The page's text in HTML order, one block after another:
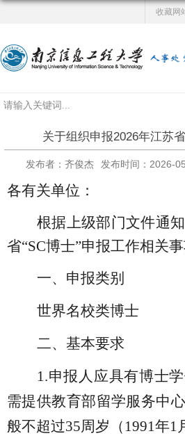
收藏网
关于组织申报2026年江苏
发布者：齐俊杰 发布时间：2026-
各有关单位：
根据上级部门文件通知
省“SC博士”申报工作相关
一、申报类别
世界名校类博士
二、 基本要求
1.申报人应具有博士
需提供教育部留学服务中
般不超过35周岁（1991年1